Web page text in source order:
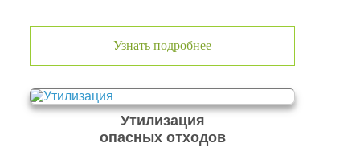
Узнать подробнее
Утилизация
опасных отходов